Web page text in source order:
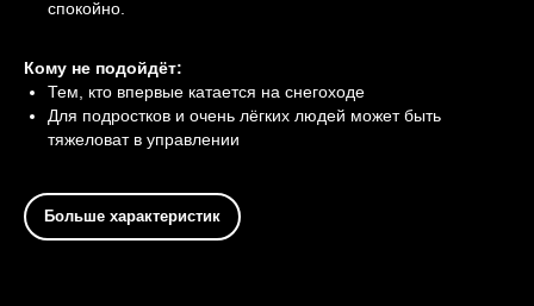
спокойно.
Кому не подойдёт:
Тем, кто впервые катается на снегоходе
Для подростков и очень лёгких людей может быть
тяжеловат в управлении
Больше характеристик